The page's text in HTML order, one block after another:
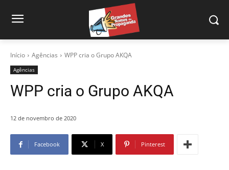
Início Agências WPP cria o Grupo AKQA
Agências
WPP cria o Grupo AKQA
12 de novembro de 2020
Facebook X Pinterest